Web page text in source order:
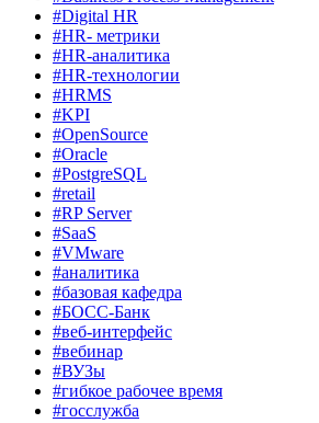
#Digital HR
#HR- метрики
#HR-аналитика
#HR-технологии
#HRMS
#KPI
#OpenSource
#Oracle
#PostgreSQL
#retail
#RP Server
#SaaS
#VMware
#аналитика
#базовая кафедра
#БОСС-Банк
#веб-интерфейс
#вебинар
#ВУЗы
#гибкое рабочее время
#госслужба